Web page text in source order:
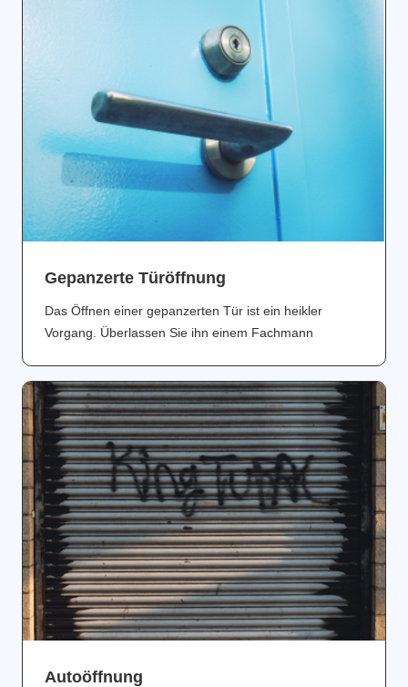
Gepanzerte Türöffnung
Das Öffnen einer gepanzerten Tür ist ein heikler
Vorgang. Überlassen Sie ihn einem Fachmann
Аutoöffnung